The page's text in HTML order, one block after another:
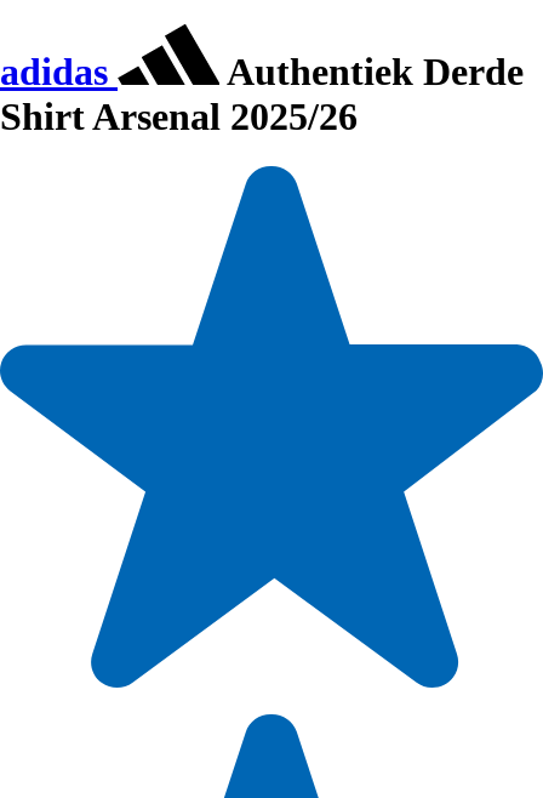
adidas
Authentiek Derde
Shirt Arsenal 2025/26